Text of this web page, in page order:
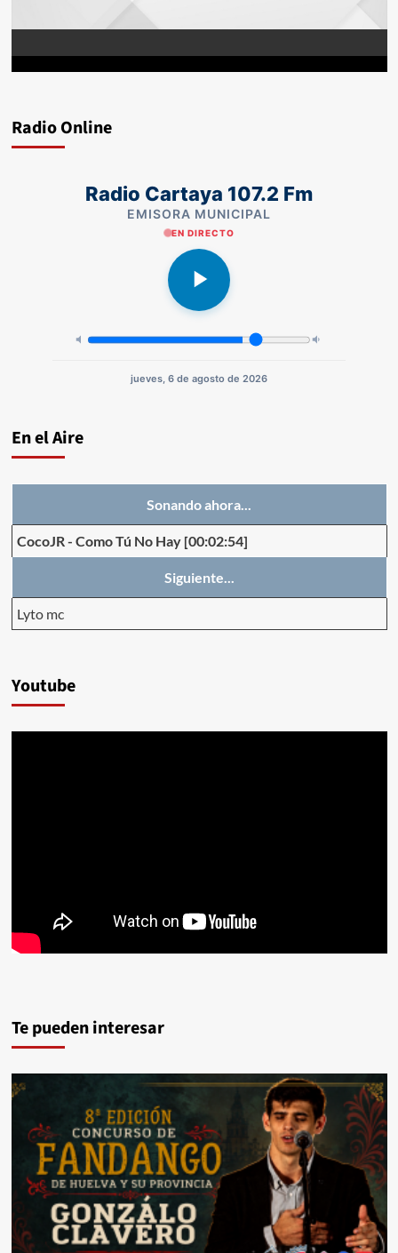
Radio Online
Radio Cartaya 107.2 Fm
EMISORA MUNICIPAL
EN DIRECTO
jueves, 6 de agosto de 2026
En el Aire
Sonando ahora...
CocoJR- Como Tú No Hay [00:02:54]
Siguiente...
Lyto mc
Youtube
Te pueden interesar